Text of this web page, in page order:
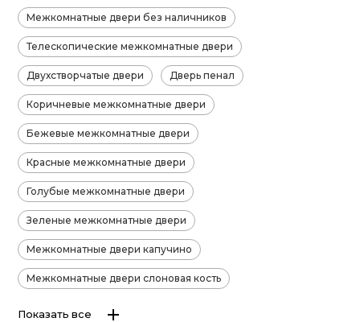
Межкомнатные двери без наличников
Телескопические межкомнатные двери
Двухстворчатые двери Дверь пенал
Коричневые межкомнатные двери
Бежевые межкомнатные двери
Красные межкомнатные двери
Голубые межкомнатные двери
Зеленые межкомнатные двери
Межкомнатные двери капучино
Межкомнатные двери слоновая кость
Показать все